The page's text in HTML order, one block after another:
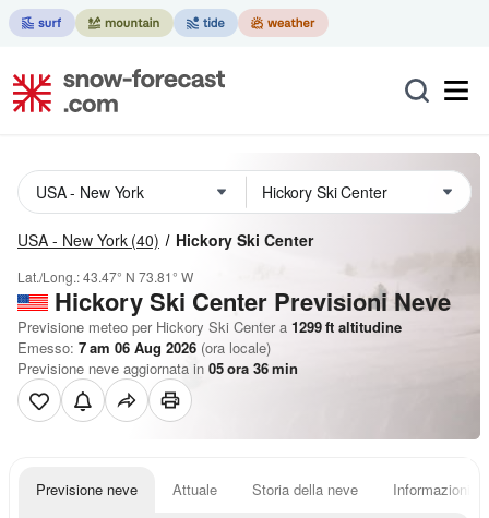
USA - New York (40) Hickory Ski Center
Lat./Long.:43.47° N 73.81° W
Hickory Ski Center Previsioni Neve
Previsione meteo per Hickory Ski Center a 1299ft altitudine
Emesso: 7 am 06 Aug 2026 (ora locale)
Previsione neve aggiornata in 05ora 36min
Previsione neve Attuale Storia della neve Informazioni